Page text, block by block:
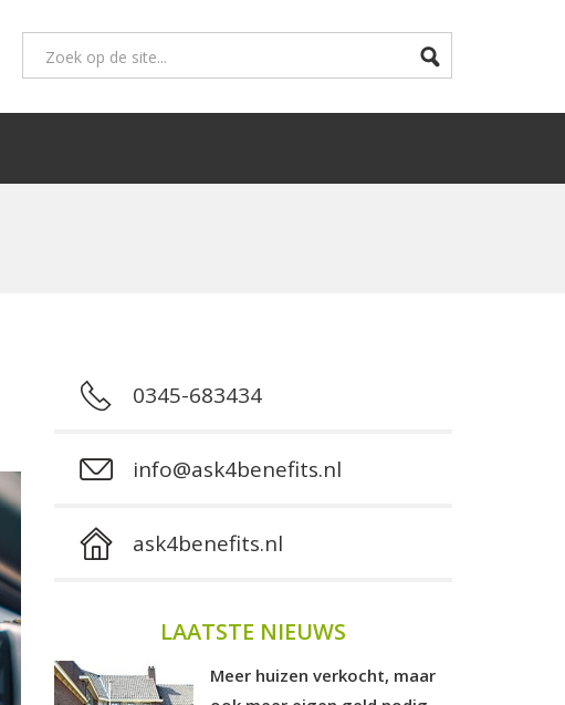
0345-683434
info@ask4benefits.nl
ask4benefits.nl
LAATSTE NIEUWS
Meer huizen verkocht, maar